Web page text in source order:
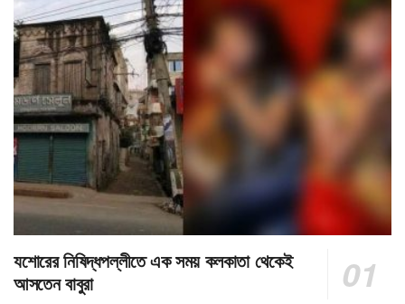
যশোরের নিষিদ্ধপল্লীতে এক সময় কলকাতা থেকেই
আসতেন বাবুরা